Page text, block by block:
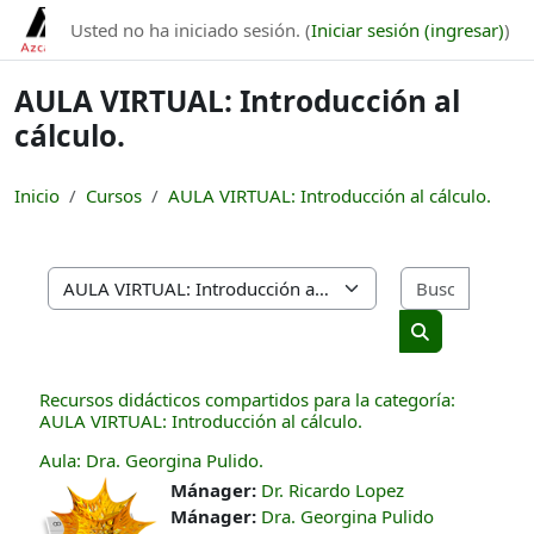
Saltar al contenido principal
Usted no ha iniciado sesión. (Iniciar sesión (ingresar))
AULA VIRTUAL: Introducción al
cálculo.
Inicio Cursos AULA VIRTUAL: Introducción al cálculo.
Categorías
Buscar cursos
Recursos didácticos compartidos para la categoría:
AULA VIRTUAL: Introducción al cálculo.
Aula: Dra. Georgina Pulido.
Mánager: Dr. Ricardo Lopez
Mánager: Dra. Georgina Pulido